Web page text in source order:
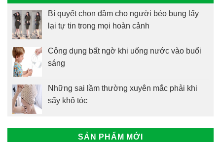
Bí quyết chọn đầm cho người béo bụng lấy
lại tự tin trong mọi hoàn cảnh
Công dụng bất ngờ khi uống nước vào buổi
sáng
Những sai lầm thường xuyên mắc phải khi
sấy khô tóc
SẢN PHẨM MỚI